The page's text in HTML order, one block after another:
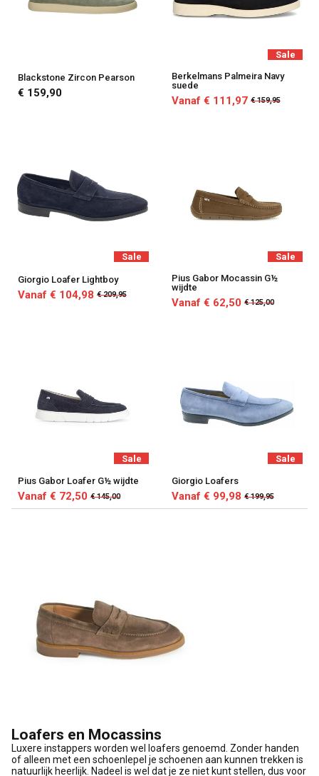
Blackstone Zircon Pearson
€ 159,90
Sale
Berkelmans Palmeira Navy
suede
Vanaf € 111,97 € 159,95
Sale
Giorgio Loafer Lightboy
Vanaf € 104,98 € 209,95
Sale
Pius Gabor Mocassin G½
wijdte
Vanaf € 62,50 € 125,00
Sale
Pius Gabor Loafer G½ wijdte
Vanaf € 72,50 € 145,00
Sale
Giorgio Loafers
Vanaf € 99,98 € 199,95
Loafers en Mocassins
Luxere instappers worden wel loafers genoemd. Zonder handen
of alleen met een schoenlepel je schoenen aan kunnen trekken is
natuurlijk heerlijk. Nadeel is wel dat je ze niet kunt stellen, dus voor